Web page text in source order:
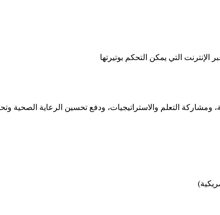
ومشاركة التعلم والاستراتيجيات، ودفع تحسين الرعاية الصحية